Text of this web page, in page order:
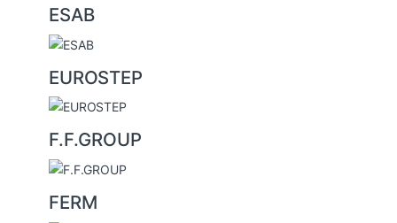
ESAB
EUROSTEP
F.F.GROUP
FERM